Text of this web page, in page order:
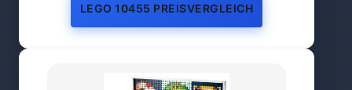
LEGO 10455 PREISVERGLEICH